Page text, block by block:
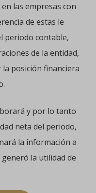
las empresas con
de estas le
periodo contable,
de la entidad,
posición financiera
y por lo tanto
neta del periodo,
la información a
la utilidad de